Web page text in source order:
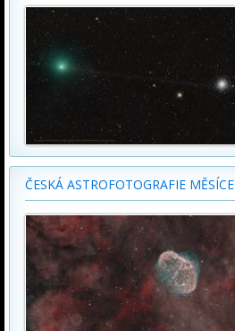
ČESKÁ ASTROFOTOGRAFIE MĚSÍCE